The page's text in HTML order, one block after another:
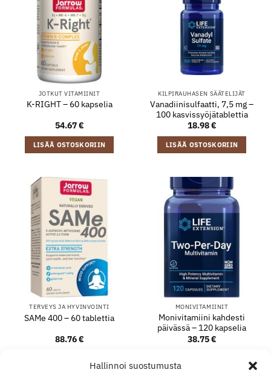
Hallinnoi suostumusta
JOTKUT VITAMIINIT
K-RIGHT – 60 kapselia
54.67€
LISÄÄ OSTOSKORIIN
KILPIRAUHASEN SÄÄTELIJÄT
Vanadiinisulfaatti, 7,5 mg –
100 kasvissyöjätablettia
18.98€
LISÄÄ OSTOSKORIIN
TERVEYS JA HYVINVOINTI
SAMe 400 – 60 tablettia
88.76€
MONIVITAMIINIT
Monivitamiini kahdesti
päivässä – 120 kapselia
38.75€